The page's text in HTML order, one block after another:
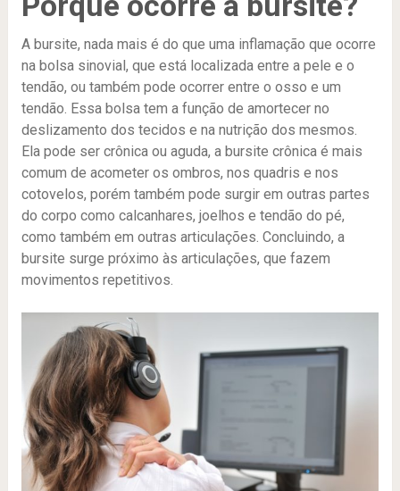
A bursite, nada mais é do que uma inflamação que ocorre
na bolsa sinovial, que está localizada entre a pele e o
tendão, ou também pode ocorrer entre o osso e um
tendão. Essa bolsa tem a função de amortecer no
deslizamento dos tecidos e na nutrição dos mesmos.
Ela pode ser crônica ou aguda, a bursite crônica é mais
comum de acometer os ombros, nos quadris e nos
cotovelos, porém também pode surgir em outras partes
do corpo como calcanhares, joelhos e tendão do pé,
como também em outras articulações. Concluindo, a
bursite surge próximo às articulações, que fazem
movimentos repetitivos.